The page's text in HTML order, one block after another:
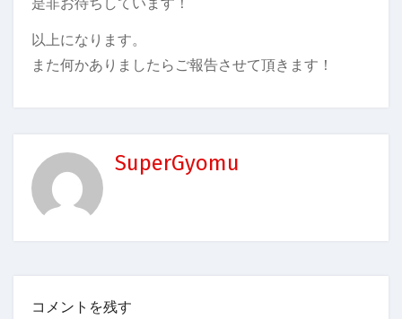
以上になります。
また何かありましたらご報告させて頂きます！
SuperGyomu
コメントを残す